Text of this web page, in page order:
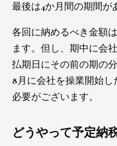
最後は4か月間の期間が
各回に納めるべき金額
ます。但し、期中に会
払期日にその前の期の
8月に会社を操業開始し
必要がございます。
どうやって予定納